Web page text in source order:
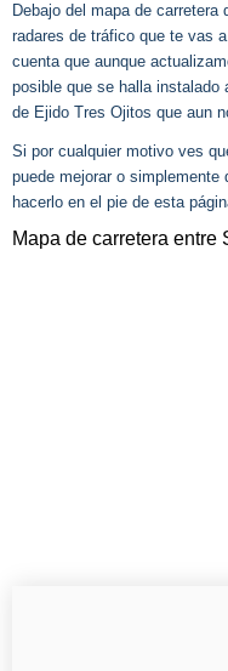
Debajo del mapa de carretera
radares de tráfico que te vas
cuenta que aunque
posible que se halla instalado
de Ejido Tres Ojitos que aun
Si por cualquier motivo ves
puede mejorar o
hacerlo en el pie de esta
Mapa de carretera entre